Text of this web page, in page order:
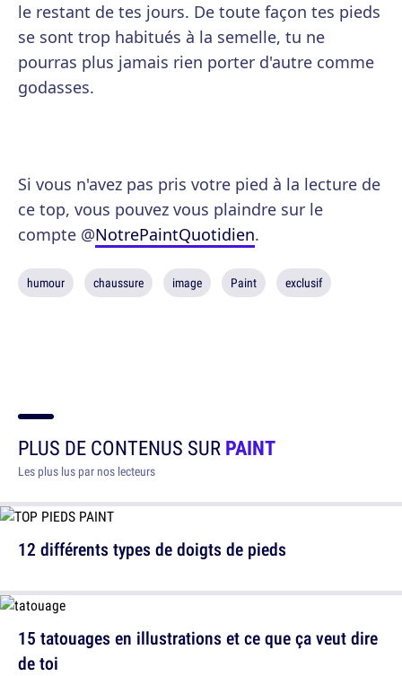
le restant de tes jours. De toute façon tes pieds
se sont trop habitués à la semelle, tu ne
pourras plus jamais rien porter d'autre comme
godasses.
Si vous n'avez pas pris votre pied à la lecture de
ce top, vous pouvez vous plaindre sur le
compte @NotrePaintQuotidien.
humour chaussure image Paint exclusif
PLUS DE CONTENUS SURPAINT
Les plus lus par nos lecteurs
12 différents types de doigts de pieds
15 tatouages en illustrations et ce que ça veut dire
de toi